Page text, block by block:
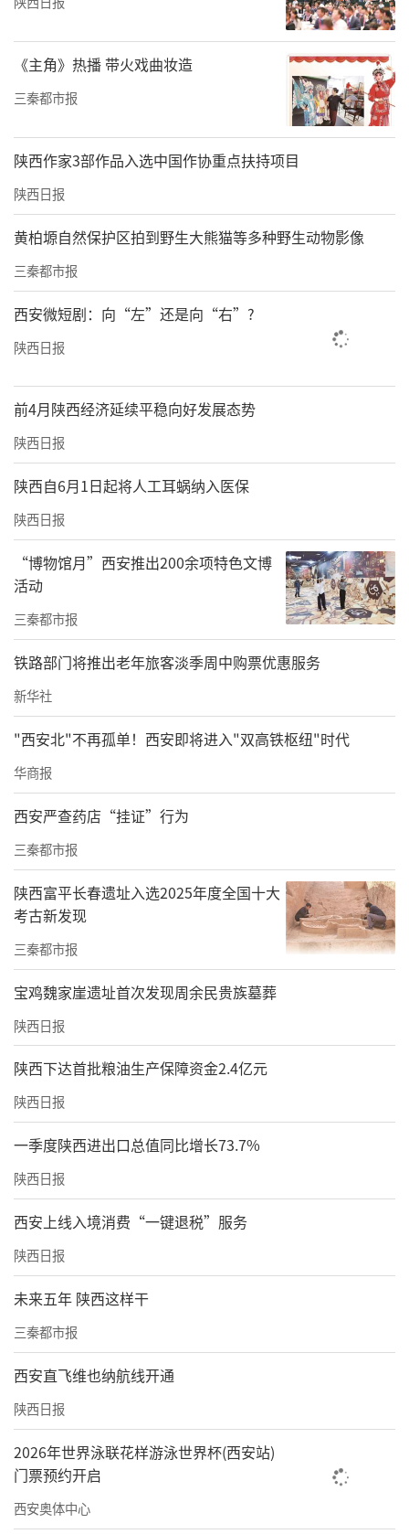
截至目前，学校党委已培育9个全国、全省党建
工作标杆院系、样板支部，获批1项全省“双带
头人”教师党支部书记“强国行”专项行动重
点项目，全校20个教师党支部全部配齐“双带
头人”书记。校内形成“标杆引领、全域达
标、特色出彩”的基层党建格局，从根源破解
党建与业务“两张皮”问题，推动基层党建标
准化、品牌化、特色化同步发展。
深耕思政育人，厚植立德树人根基
学校紧扣立德树人根本任务，以党的创新理论
凝心铸魂，持续深化新时代立德树人工程，迭
代升级“四位一体”思政课程教学改革体系，
创新青年思想引领路径，接连斩获多项国家
级、省级标志性育人成果。
2018至2025年，学校连续八年斩获全省思政课
教师“大练兵”省级表彰，8名教师获评省级教
学标兵、特等奖，获奖层级与数量均位列全省
民办高校首位。2026年，一名思政课教师斩获
全国高校思政课教学展示特等奖，是本年度陕
西省唯一获此荣誉的本科高校；同期另有教师
获评全国高校教师国家安全教育教学展示“国
家安全教育特别风采教师”。学校成为全省唯
一同时斩获两项国家级思政教学最高荣誉的高
校，思政育人质量跻身全国同类院校第一梯
队。
初心铸魂思政讲台的深耕者——优秀共产党员刘
应清
马克思主义学院课程负责人刘应清深耕思政教
育12载，始终坚守“听党话、跟党走，讲好
课、育好人”工作信条。立足陕西丰厚红色资
源与发展实践，创新打造“工厂里的思政
课”“博物馆里的思政课”“清凉山上的思政
课”等沉浸式实践课堂，将理论课堂延伸至企
业车间、文博场馆、革命旧址，让党的创新理
论可感、可学、可信。
他牵头多项陕西省大中小学思政课一体化建设
相关课题，带队赴清涧县等地开展教育帮扶，
提升基层教师教研教学能力，以教育之力巩固
脱贫成果、推进乡村振兴，用一线行动诠释一
名思政党员的责任与担当。
《主角》热播 带火戏曲妆造
三秦都市报
陕西作家3部作品入选中国作协重点扶持项目
陕西日报
黄柏塬自然保护区拍到野生大熊猫等多种野生动物影像
三秦都市报
西安微短剧：向“左”还是向“右”?
陕西日报
前4月陕西经济延续平稳向好发展态势
陕西日报
陕西自6月1日起将人工耳蜗纳入医保
陕西日报
“博物馆月”西安推出200余项特色文博
活动
三秦都市报
铁路部门将推出老年旅客淡季周中购票优惠服务
新华社
"西安北"不再孤单！西安即将进入"双高铁枢纽"时代
华商报
西安严查药店“挂证”行为
三秦都市报
陕西富平长春遗址入选2025年度全国十大
考古新发现
三秦都市报
宝鸡魏家崖遗址首次发现周余民贵族墓葬
陕西日报
陕西下达首批粮油生产保障资金2.4亿元
陕西日报
一季度陕西进出口总值同比增长73.7%
陕西日报
西安上线入境消费“一键退税”服务
陕西日报
未来五年 陕西这样干
三秦都市报
西安直飞维也纳航线开通
陕西日报
2026年世界泳联花样游泳世界杯(西安站)
门票预约开启
西安奥体中心